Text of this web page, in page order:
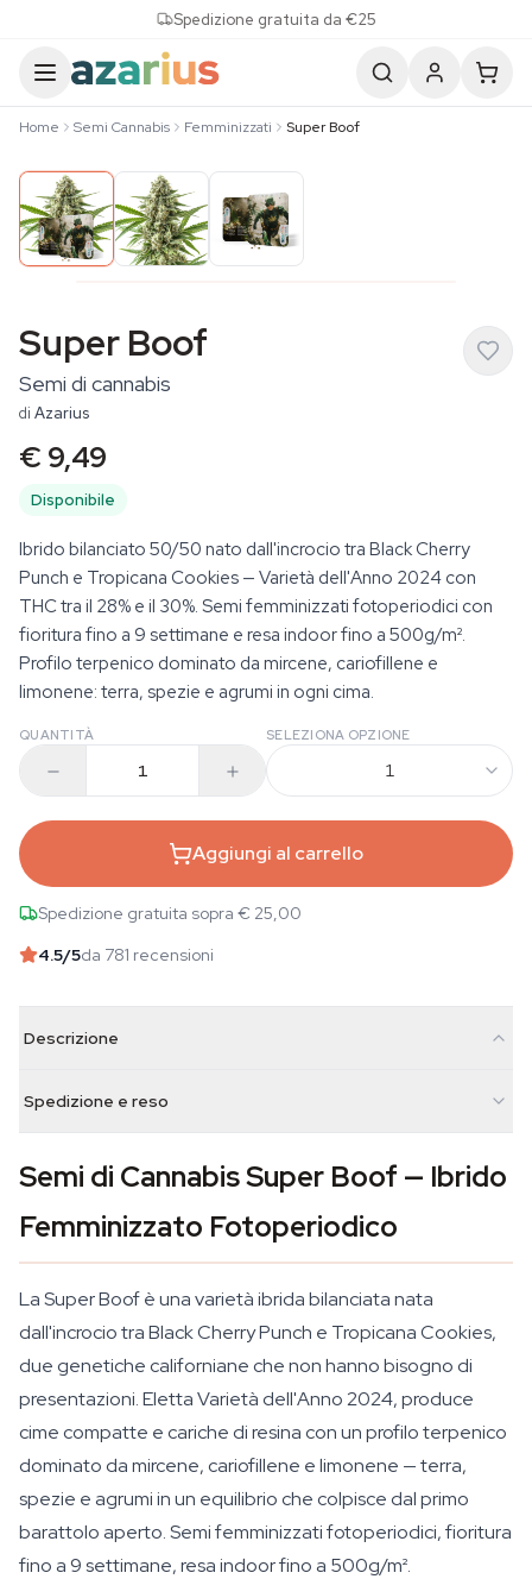
Spedizione gratuita da €25
Home Semi Cannabis Femminizzati Super Boof
Super Boof
Semi di cannabis
di Azarius
€ 9,49
Disponibile
Ibrido bilanciato 50/50 nato dall'incrocio tra Black Cherry
Punch e Tropicana Cookies — Varietà dell'Anno 2024 con
THC tra il 28% e il 30%. Semi femminizzati fotoperiodici con
fioritura fino a 9 settimane e resa indoor fino a 500g/m².
Profilo terpenico dominato da mircene, cariofillene e
limonene: terra, spezie e agrumi in ogni cima.
QUANTITÀ SELEZIONA OPZIONE
1
Aggiungi al carrello
Spedizione gratuita sopra € 25,00
4.5/5da 781 recensioni
Descrizione
Spedizione e reso
Semi di Cannabis Super Boof — Ibrido
Femminizzato Fotoperiodico
La Super Boof è una varietà ibrida bilanciata nata
dall'incrocio tra Black Cherry Punch e Tropicana Cookies,
due genetiche californiane che non hanno bisogno di
presentazioni. Eletta Varietà dell'Anno 2024, produce
cime compatte e cariche di resina con un profilo terpenico
dominato da mircene, cariofillene e limonene — terra,
spezie e agrumi in un equilibrio che colpisce dal primo
barattolo aperto. Semi femminizzati fotoperiodici, fioritura
fino a 9 settimane, resa indoor fino a 500g/m².